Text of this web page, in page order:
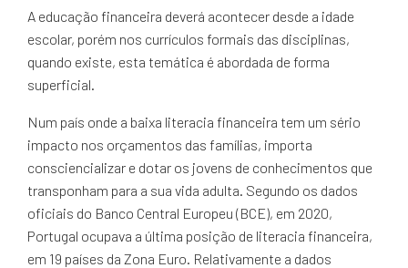
A educação financeira deverá acontecer desde a idade
escolar, porém nos currículos formais das disciplinas,
quando existe, esta temática é abordada de forma
superficial.
Num país onde a baixa literacia financeira tem um sério
impacto nos orçamentos das famílias, importa
consciencializar e dotar os jovens de conhecimentos que
transponham para a sua vida adulta. Segundo os dados
oficiais do Banco Central Europeu (BCE), em 2020,
Portugal ocupava a última posição de literacia financeira,
em 19 países da Zona Euro. Relativamente a dados